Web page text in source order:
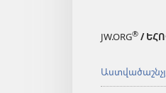
JW.ORG® /